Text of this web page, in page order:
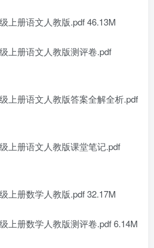
上册语文人教版.pdf 46.13M
上册语文人教版测评卷.pdf
上册语文人教版答案全解全析.pdf
上册语文人教版课堂笔记.pdf
上册数学人教版.pdf 32.17M
上册数学人教版测评卷.pdf 6.14M